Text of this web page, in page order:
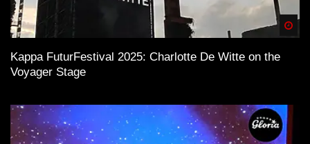
Kappa FuturFestival 2025: Charlotte De Witte on the
Voyager Stage